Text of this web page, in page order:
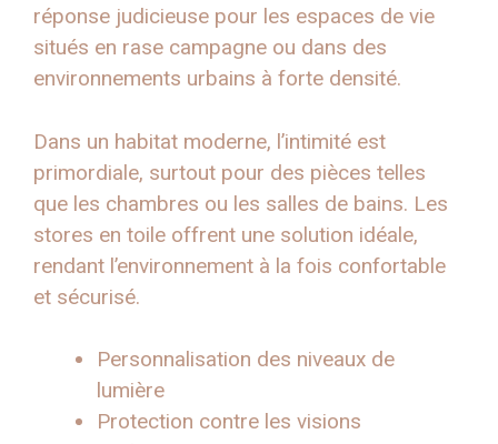
réponse judicieuse pour les espaces de vie
situés en rase campagne ou dans des
environnements urbains à forte densité.
Dans un habitat moderne, l’intimité est
primordiale, surtout pour des pièces telles
que les chambres ou les salles de bains. Les
stores en toile offrent une solution idéale,
rendant l’environnement à la fois confortable
et sécurisé.
Personnalisation des niveaux de
lumière
Protection contre les visions